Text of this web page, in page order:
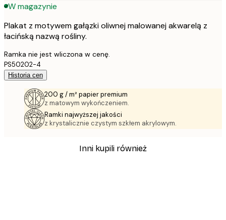
W magazynie
Plakat z motywem gałązki oliwnej malowanej akwarelą z
łacińską nazwą rośliny.
Ramka nie jest wliczona w cenę.
PS50202-4
Historia cen
200 g / m² papier premium
z matowym wykończeniem.
Ramki najwyższej jakości
z krystalicznie czystym szkłem akrylowym.
Inni kupili również